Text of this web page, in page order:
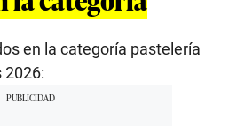
en la categoría pastelería
2026: